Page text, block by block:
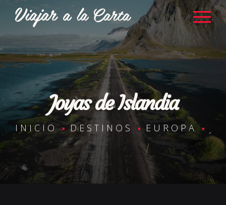
Joyas de Islandia
INICIO DESTINOS EUROPA